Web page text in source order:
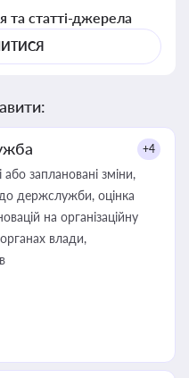
та статті-джерела
+4
заплановані зміни,
держслужби, оцінка
на організаційну
влади,